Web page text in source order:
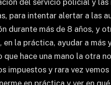
para intentar alertar a las
durante más de 8 años, y
la práctica, ayudar a más
hace una mano la otra
impuestos y rara vez
en práctica y ver en